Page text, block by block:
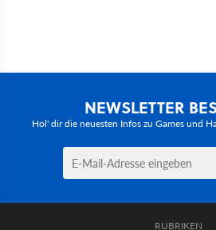
NEWSLETTER
Hol' dir die neuesten Infos zu Games und
RUBRIKEN